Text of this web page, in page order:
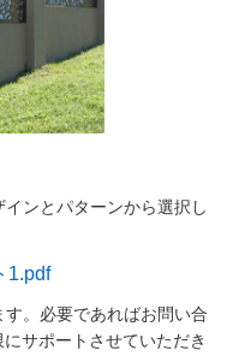
ンとパターンから選択し
1.pdf
。必要であればお問い合
サポートさせていただき